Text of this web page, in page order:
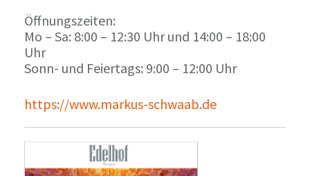
Öffnungszeiten:
Mo – Sa: 8:00 – 12:30 Uhr und 14:00 – 18:00
Uhr
Sonn- und Feiertags: 9:00 – 12:00 Uhr
https://www.markus-schwaab.de